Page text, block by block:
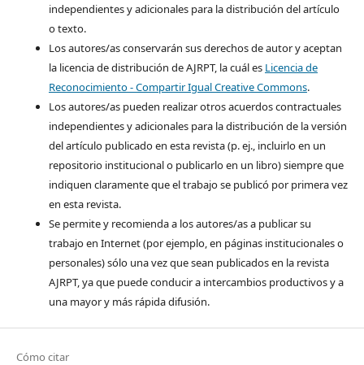
independientes y adicionales para la distribución del artículo
o texto.
Los autores/as conservarán sus derechos de autor y aceptan
la licencia de distribución de AJRPT, la cuál es Licencia de
Reconocimiento - Compartir Igual Creative Commons.
Los autores/as pueden realizar otros acuerdos contractuales
independientes y adicionales para la distribución de la versión
del artículo publicado en esta revista (p. ej., incluirlo en un
repositorio institucional o publicarlo en un libro) siempre que
indiquen claramente que el trabajo se publicó por primera vez
en esta revista.
Se permite y recomienda a los autores/as a publicar su
trabajo en Internet (por ejemplo, en páginas institucionales o
personales) sólo una vez que sean publicados en la revista
AJRPT, ya que puede conducir a intercambios productivos y a
una mayor y más rápida difusión.
Cómo citar